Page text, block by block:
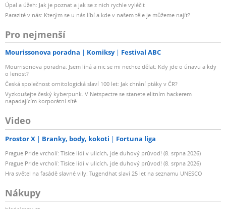
Úpal a úžeh: Jak je poznat a jak se z nich rychle vyléčit
Parazité v nás: Kterým se u nás líbí a kde v našem těle je můžeme najít?
Pro nejmenší
Mourissonova poradna Komiksy Festival ABC
Mourrisonova poradna: Jsem líná a nic se mi nechce dělat: Kdy jde o únavu a kdy
o lenost?
Česká společnost ornitologická slaví 100 let: Jak chrání ptáky v ČR?
Vyzkoušejte český kyberpunk. V Netspectre se stanete elitním hackerem
napadajícím korporátní sítě
Video
Prostor X Branky, body, kokoti Fortuna liga
Prague Pride vrcholí: Tisíce lidí v ulicích, jde duhový průvod! (8. srpna 2026)
Prague Pride vrcholí: Tisíce lidí v ulicích, jde duhový průvod! (8. srpna 2026)
Hra světel na fasádě slavné vily: Tugendhat slaví 25 let na seznamu UNESCO
Nákupy